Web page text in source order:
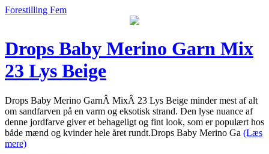
Forestilling Fem
Drops Baby Merino Garn Mix
23 Lys Beige
Drops Baby Merino GarnÂ MixÂ 23 Lys Beige minder mest af alt
om sandfarven på en varm og eksotisk strand. Den lyse nuance af
denne jordfarve giver et behageligt og fint look, som er populært hos
både mænd og kvinder hele året rundt.Drops Baby Merino Ga (Læs
mere)